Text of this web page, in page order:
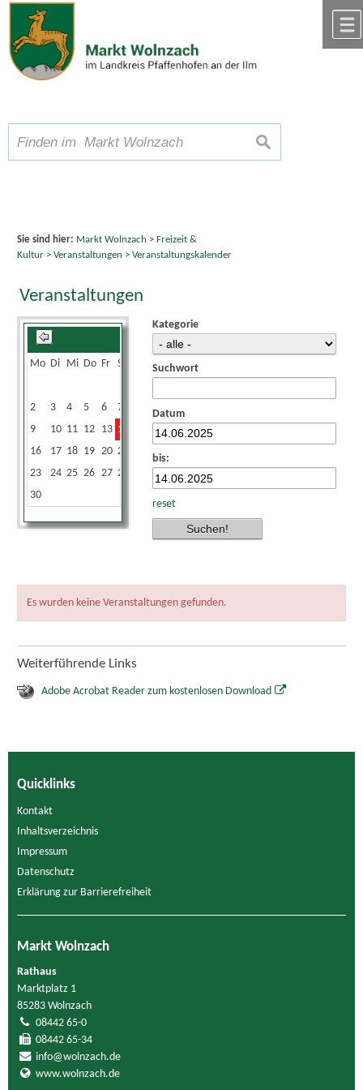
Zum Inhalt,zur Navigation
Schriftgröße A A A suchen
Sie sind hier: Markt Wolnzach > Freizeit &
Kultur> Veranstaltungen > Veranstaltungskalender
Veranstaltungen
Mo Di Mi Do Fr Sa
2
3 4 5 6 7
9
10 11 12 13 14
16
17 18 19 20 21
23
24 25 26 27 28
30
Kategorie
Suchwort
Datum
bis:
reset
Es wurden keine Veranstaltungen gefunden.
Weiterführende Links
Adobe Acrobat Reader zum kostenlosen Download
Quicklinks
Kontakt
Inhaltsverzeichnis
Impressum
Datenschutz
Erklärung zur Barrierefreiheit
Markt Wolnzach
Rathaus
Marktplatz 1
85283 Wolnzach
08442 65-0
08442 65-34
info@wolnzach.de
www.wolnzach.de